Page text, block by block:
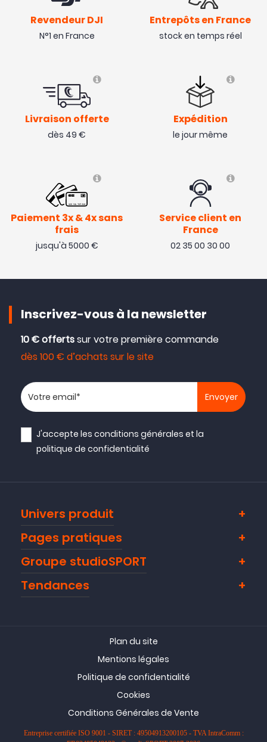
Revendeur DJI
N°1 en France
Entrepôts en France
stock en temps réel
Livraison offerte
dès 49 €
Expédition
le jour même
Paiement 3x & 4x sans
frais
jusqu'à 5000 €
Service client en
France
02 35 00 30 00
Inscrivez-vous à la newsletter
10 € offertssur votre première commande
dès 100 € d’achats sur le site
Votre adresse email
J'accepte lesconditions générales et la
politique de confidentialité
Univers produit
Pages pratiques
Groupe studioSPORT
Tendances
Plan du site
Mentions légales
Politique de confidentialité
Cookies
Conditions Générales de Vente
Entreprise certifiée ISO 9001 - SIRET : 49504913200105 - TVA IntraComm :